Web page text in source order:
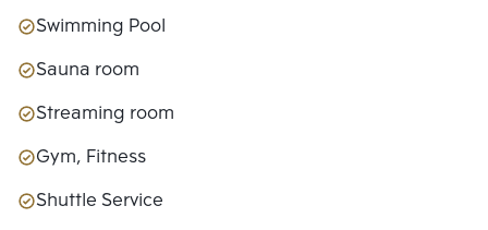
Swimming Pool
Sauna room
Streaming room
Gym, Fitness
Shuttle Service